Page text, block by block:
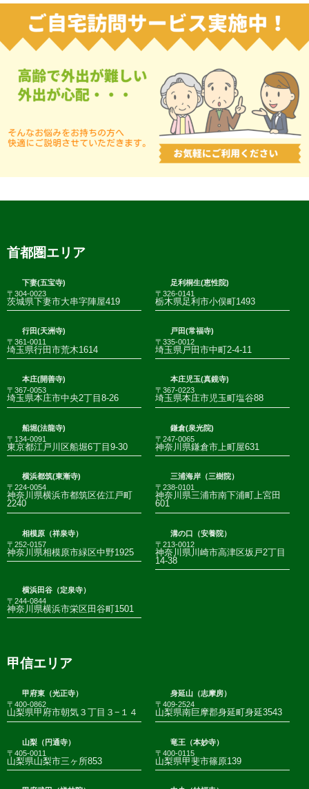
首都圏エリア
下妻(五宝寺)
〒304-0023
茨城県下妻市大串字陣屋419
足利桐生(恵性院)
〒326-0141
栃木県足利市小俣町1493
行田(天洲寺)
〒361-0011
埼玉県行田市荒木1614
戸田(常福寺)
〒335-0012
埼玉県戸田市中町2-4-11
本庄(開善寺)
〒367-0053
埼玉県本庄市中央2丁目8-26
本庄児玉(真鏡寺)
〒367-0223
埼玉県本庄市児玉町塩谷88
船堀(法龍寺)
〒134-0091
東京都江戸川区船堀6丁目9-30
鎌倉(泉光院)
〒247-0065
神奈川県鎌倉市上町屋631
横浜都筑(東漸寺)
〒224-0054
神奈川県横浜市都筑区佐江戸町
2240
三浦海岸（三樹院）
〒238-0101
神奈川県三浦市南下浦町上宮田
601
相模原（祥泉寺）
〒252-0157
神奈川県相模原市緑区中野1925
溝の口（安養院）
〒213-0012
神奈川県川崎市高津区坂戸2丁目
14-38
横浜田谷（定泉寺）
〒244-0844
神奈川県横浜市栄区田谷町1501
甲信エリア
甲府東（光正寺）
〒400-0862
山梨県甲府市朝気３丁目３−１４
身延山（志摩房）
〒409-2524
山梨県南巨摩郡身延町身延3543
山梨（円通寺）
〒405-0011
山梨県山梨市三ヶ所853
竜王（本妙寺）
〒400-0115
山梨県甲斐市篠原139